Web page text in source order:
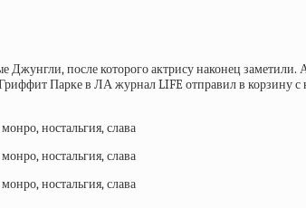
после которого актрису наконец
Парке в ЛА журнал LIFE отправил в